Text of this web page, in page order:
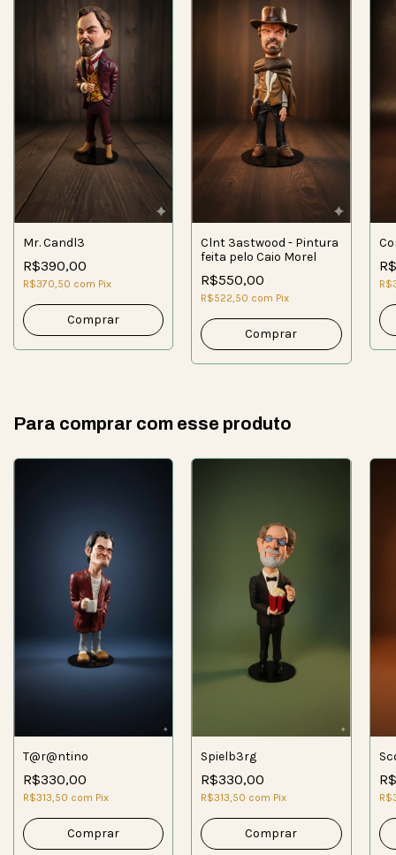
Mr. Candl3
R$390,00
R$370,50 com Pix
Clnt 3astwood - Pintura
feita pelo Caio Morel
R$550,00
R$522,50 com Pix
Para comprar com esse produto
T@r@ntino
R$330,00
R$313,50 com Pix
Spielb3rg
R$330,00
R$313,50 com Pix